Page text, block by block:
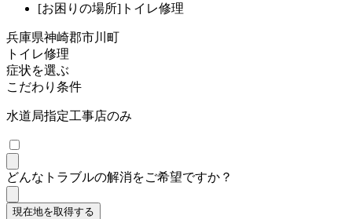
[お困りの場所]トイレ修理
兵庫県神崎郡市川町
トイレ修理
症状を選ぶ
こだわり条件
水道局指定工事店のみ
どんなトラブルの解消をご希望ですか？
現在地を取得する